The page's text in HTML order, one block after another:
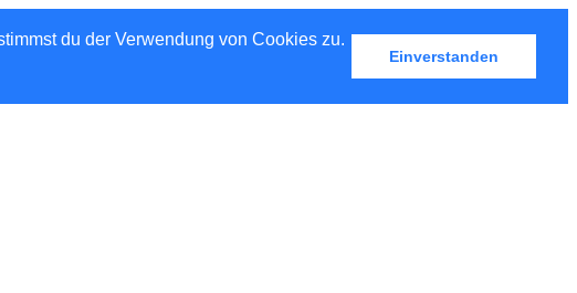
du der Verwendung von Cookies zu.
Einverstanden